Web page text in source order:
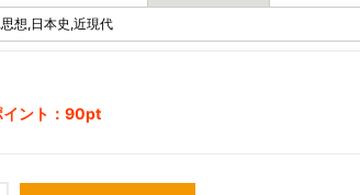
想,日本史,近現代
イント：90pt